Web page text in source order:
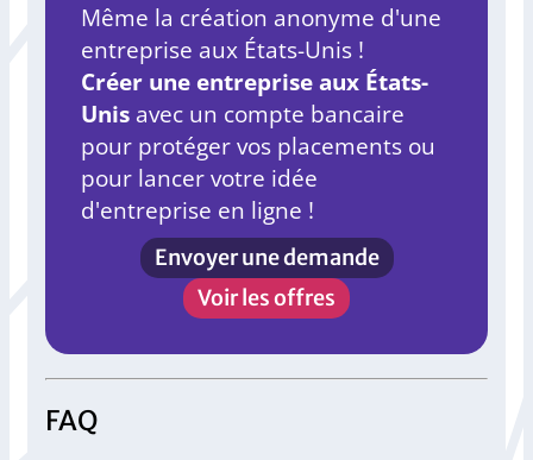
Même la création anonyme d'une
entreprise aux États-Unis !
Créer une entreprise aux États-
Unis avec un compte bancaire
pour protéger vos placements ou
pour lancer votre idée
d'entreprise en ligne !
Envoyer une demande
Voir les offres
FAQ